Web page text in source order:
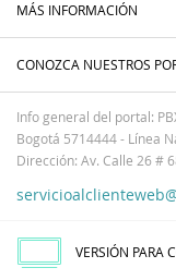
MÁS INFORMACIÓN
CONOZCA NUESTROS
Info general del portal:
Bogotá 5714444 - Línea
Dirección: Av. Calle 26 #
VERSIÓN PARA